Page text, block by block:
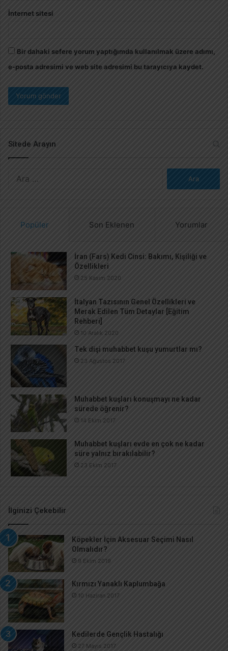
İnternet sitesi
Bir dahaki sefere yorum yaptığımda kullanılmak üzere adımı,
e-posta adresimi ve web site adresimi bu tarayıcıya kaydet.
Sitede Arayın
Popüler Son Eklenen Yorumlar
İran (Fars) Kedi Cinsi: Bakımı, Kişiliği ve
Özellikleri
25 Kasım 2020
İtalyan Tazısının Genel Özellikleri ve
Merak Edilen Tüm Detaylar [Eğitim
Rehberi]
10 Aralık 2020
Tek dişi muhabbet kuşu yumurtlar mı?
23 Ağustos 2017
Muhabbet kuşları konuşmayı ne kadar
sürede öğrenir?
14 Ekim 2017
Muhabbet kuşları evde en çok ne kadar
süre yalnız bırakılabilir?
23 Ekim 2017
İlginizi Çekebilir
Köpekler İçin Aksesuar Seçimi Nasıl
Olmalıdır?
9 Ekim 2019
Kırmızı Yanaklı Kaplumbağa
10 Haziran 2017
Kedilerde Gençlik Hastalığı
27 Mayıs 2017